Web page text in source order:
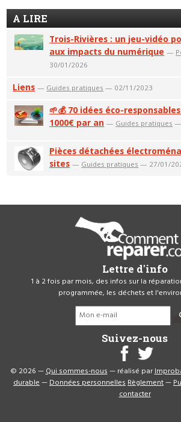
A LIRE
Trois-Rivières : un jeu-vidéo
aux impacts du numérique —
30/01/2026
Liens — Guides pratiques — 02/11/2023
🌱💰 70 idées éco-
1000€ par an — Guides pratiques —
Pièces détachées
sites — Guides pratiques — 27/01/
Lettre d'info
1 à 2 fois par mois, des infos sur la
programmée, les déchets et
Suivez-nous
© 2026 —Qui sommes-nous— réalisé par
durable—Données personnellesRèglement—
contacter